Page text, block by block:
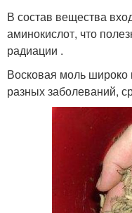
В состав вещества
аминокислот, что
радиации .
Восковая моль широко
разных заболеваний,